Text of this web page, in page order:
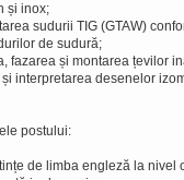
și inox;
sudurii TIG (GTAW)
de sudură;
fazarea și montarea țevilor
interpretarea desenelor
postului:
de limba engleză la nivel